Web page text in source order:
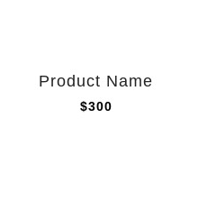
Product Name
$300